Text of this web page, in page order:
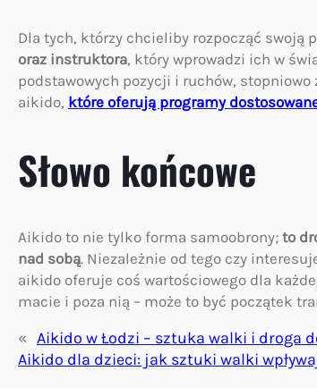
Dla tych, którzy chcieliby rozpocząć swoją
oraz instruktora, który wprowadzi ich w
podstawowych pozycji i ruchów,
aikido, które oferują programy
Słowo końcowe
Aikido to nie tylko forma samoobrony; to
nad sobą. Niezależnie od tego czy
aikido oferuje coś wartościowego dla
macie i poza nią – może to być początek
« Aikido w Łodzi – sztuka walki i droga
Aikido dla dzieci: jak sztuki walki